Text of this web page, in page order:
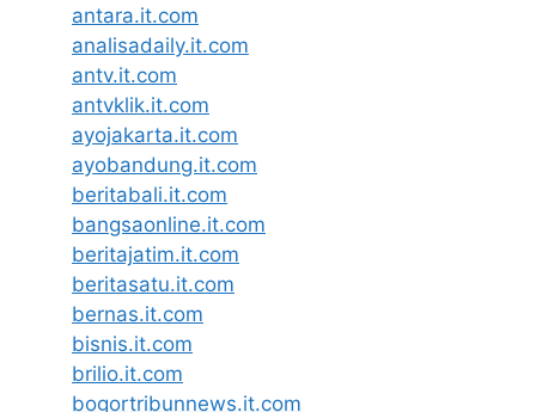
antara.it.com
analisadaily.it.com
antv.it.com
antvklik.it.com
ayojakarta.it.com
ayobandung.it.com
beritabali.it.com
bangsaonline.it.com
beritajatim.it.com
beritasatu.it.com
bernas.it.com
bisnis.it.com
brilio.it.com
bogortribunnews.it.com